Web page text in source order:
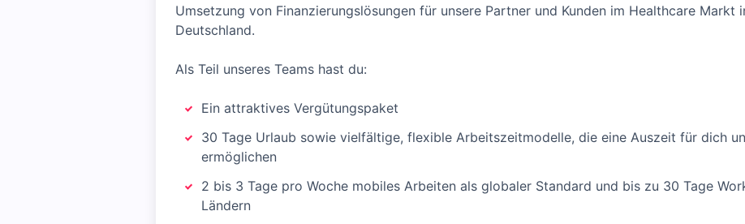
Umsetzung von Finanzierungslösungen für unsere Partner und Kunden im Healthcare Markt
Deutschland.
Als Teil unseres Teams hast du:
Ein attraktives Vergütungspaket
30 Tage Urlaub sowie vielfältige, flexible Arbeitszeitmodelle, die eine Auszeit für dich
ermöglichen
2 bis 3 Tage pro Woche mobiles Arbeiten als globaler Standard und bis zu 30 Tage
Ländern